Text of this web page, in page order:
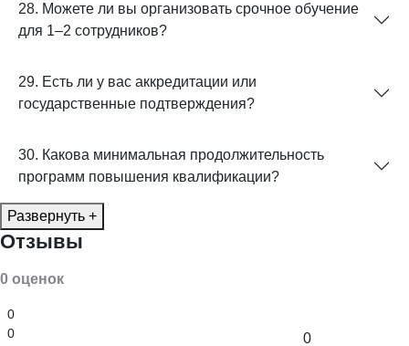
28. Можете ли вы организовать срочное обучение
для 1–2 сотрудников?
29. Есть ли у вас аккредитации или
государственные подтверждения?
30. Какова минимальная продолжительность
программ повышения квалификации?
Развернуть +
Отзывы
0 оценок
0
0
0